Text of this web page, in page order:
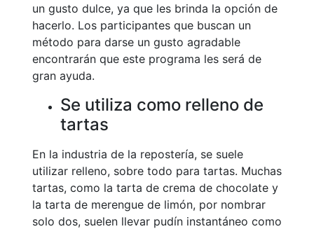
un gusto dulce, ya que les brinda la opción de
hacerlo. Los participantes que buscan un
método para darse un gusto agradable
encontrarán que este programa les será de
gran ayuda.
Se utiliza como relleno de
tartas
En la industria de la repostería, se suele
utilizar relleno, sobre todo para tartas. Muchas
tartas, como la tarta de crema de chocolate y
la tarta de merengue de limón, por nombrar
solo dos, suelen llevar pudín instantáneo como